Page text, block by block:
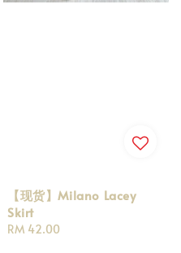
【现货】Milano Lacey
Skirt
Regular
RM 42.00